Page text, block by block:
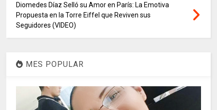
Diomedes Díaz Selló su Amor en París: La Emotiva
Propuesta en la Torre Eiffel que Reviven sus
Seguidores (VIDEO)
MES POPULAR